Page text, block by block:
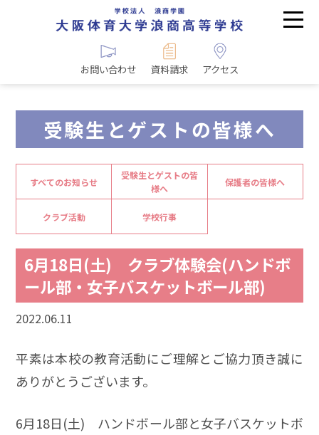
お問い合わせ 資料請求 アクセス
受験生とゲストの皆様へ
すべてのお知らせ
受験生とゲストの皆
様へ
保護者の皆様へ
クラブ活動 学校行事
6月18日(土) クラブ体験会(ハンドボ
ール部・女子バスケットボール部)
2022.06.11
平素は本校の教育活動にご理解とご協力頂き誠に
ありがとうございます。
6月18日(土) ハンドボール部と女子バスケットボ